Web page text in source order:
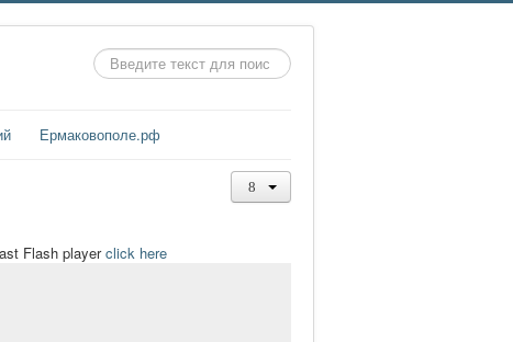
Искать...
Ермаковополе.рф
Flash playerclick here